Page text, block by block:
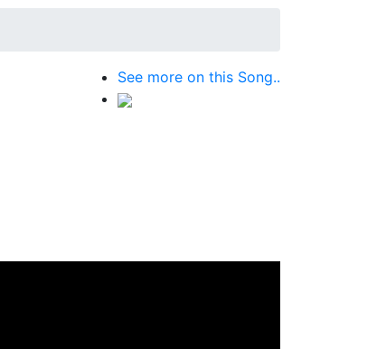
See more on this Song..